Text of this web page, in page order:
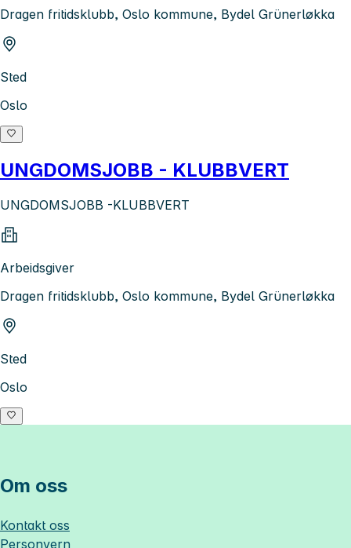
Dragen fritidsklubb, Oslo kommune, Bydel Grünerløkka
Sted
Oslo
UNGDOMSJOBB - KLUBBVERT
UNGDOMSJOBB -KLUBBVERT
Arbeidsgiver
Dragen fritidsklubb, Oslo kommune, Bydel Grünerløkka
Sted
Oslo
Om oss
Kontakt oss
Personvern